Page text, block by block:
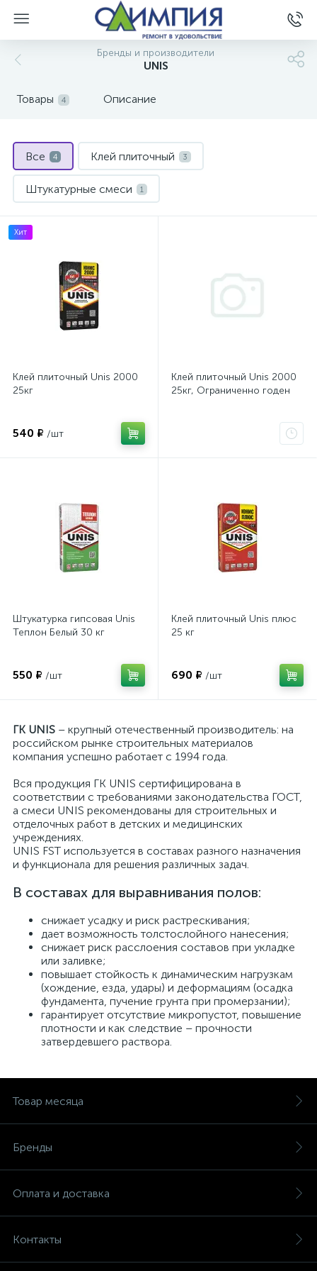
Бренды и производители
UNIS
Товары 4 Описание
Все 4 Клей плиточный 3
Штукатурные смеси 1
Хит
Клей плиточный Unis 2000
25кг
540 ₽ /шт
Клей плиточный Unis 2000
25кг, Ограниченно годен
Штукатурка гипсовая Unis
Теплон Белый 30 кг
550 ₽ /шт
Клей плиточный Unis плюс
25 кг
690 ₽ /шт
ГК UNIS – крупный отечественный производитель: на
российском рынке строительных материалов
компания успешно работает с 1994 года.
Вся продукция ГК UNIS сертифицирована в
соответствии с требованиями законодательства ГОСТ,
а смеси UNIS рекомендованы для строительных и
отделочных работ в детских и медицинских
учреждениях.
UNIS FST используется в составах разного назначения
и функционала для решения различных задач.
В составах для выравнивания полов:
снижает усадку и риск растрескивания;
дает возможность толстослойного нанесения;
снижает риск расслоения составов при укладке
или заливке;
повышает стойкость к динамическим нагрузкам
(хождение, езда, удары) и деформациям (осадка
фундамента, пучение грунта при промерзании);
гарантирует отсутствие микропустот, повышение
плотности и как следствие – прочности
затвердевшего раствора.
Товар месяца
Бренды
Оплата и доставка
Контакты